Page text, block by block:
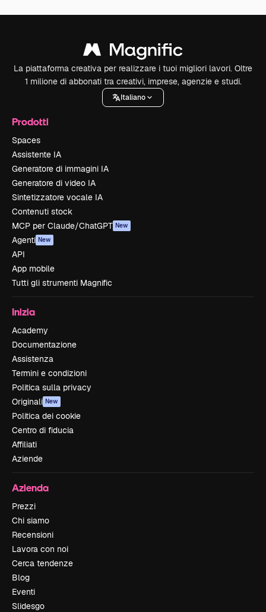
La piattaforma creativa per realizzare i tuoi migliori lavori. Oltre
1 milione di abbonati tra creativi, imprese, agenzie e studi.
Italiano
Prodotti
Spaces
Assistente IA
Generatore di immagini IA
Generatore di video IA
Sintetizzatore vocale IA
Contenuti stock
MCP per Claude/ChatGPT New
Agenti New
API
App mobile
Tutti gli strumenti Magnific
Inizia
Academy
Documentazione
Assistenza
Termini e condizioni
Politica sulla privacy
Originali New
Politica dei cookie
Centro di fiducia
Affiliati
Aziende
Azienda
Prezzi
Chi siamo
Recensioni
Lavora con noi
Cerca tendenze
Blog
Eventi
Slidesgo